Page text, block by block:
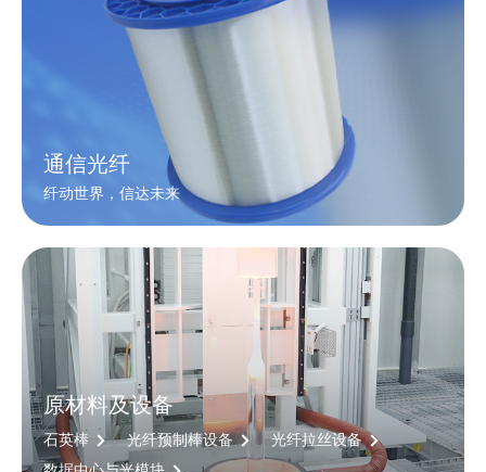
通信光纤
纤动世界，信达未来
原材料及设备
石英棒 光纤预制棒设备
光纤拉丝设备